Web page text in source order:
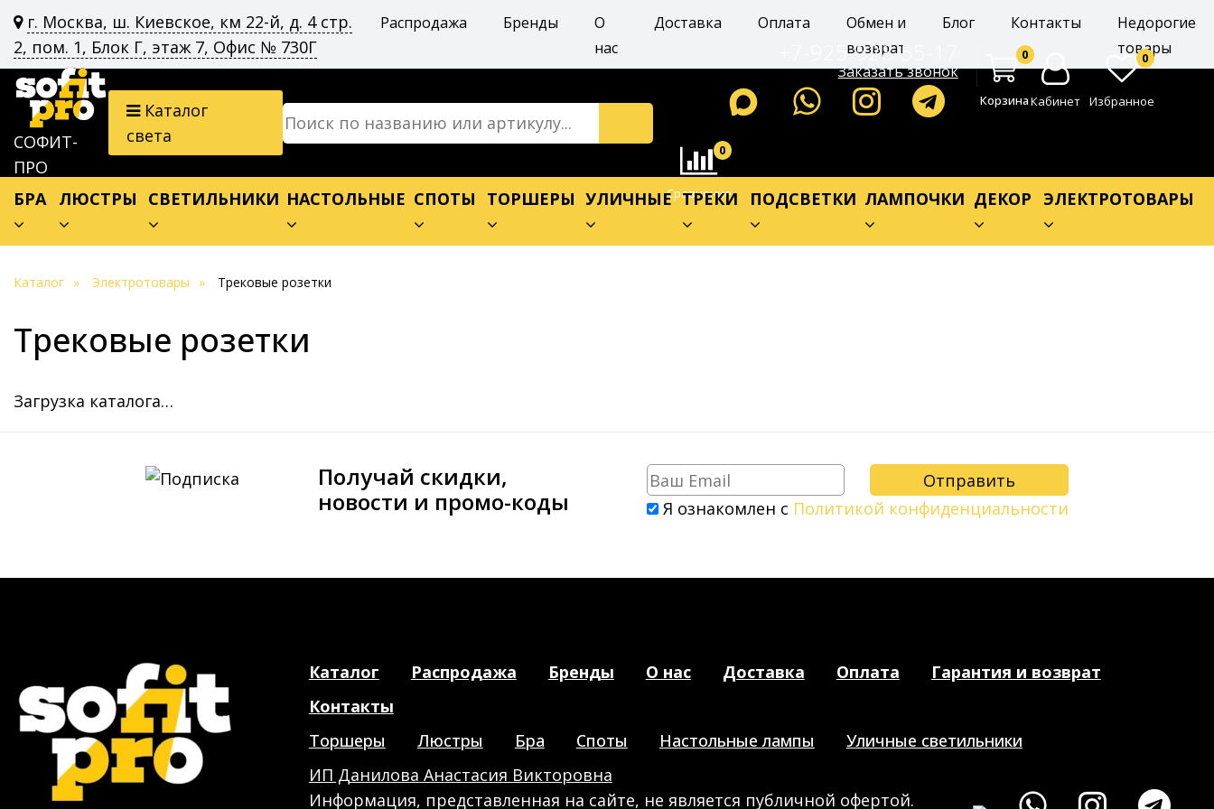
г. Москва, ш. Киевское, км 22-й, д. 4 стр.
2, пом. 1, Блок Г, этаж 7, Офис № 730Г
Распродажа Бренды
О
нас
Доставка Оплата
Обмен и
возврат
Блог Контакты
Недорогие
товары
СОФИТ-
ПРО
Каталог
света
+7-925-528-55-17
Заказать звонок
0
КорзинаКабинет
0
Избранное
0
Сравнение
БРА ЛЮСТРЫ СВЕТИЛЬНИКИ НАСТОЛЬНЫЕ СПОТЫ ТОРШЕРЫ УЛИЧНЫЕ ТРЕКИ ПОДСВЕТКИ ЛАМПОЧКИ ДЕКОР ЭЛЕКТРОТОВАРЫ
Каталог Электротовары Трековые розетки
Трековые розетки
Загрузка каталога…
Получай скидки,
новости и промо-коды
Я ознакомлен с Политикой конфиденциальности
Каталог Распродажа Бренды О нас Доставка Оплата
Гарантия и возврат
Контакты
Торшеры
Люстры Бра Споты Настольные лампы
Уличные светильники
ИП Данилова Анастасия Викторовна
Информация, представленная на сайте, не является публичной офертой.